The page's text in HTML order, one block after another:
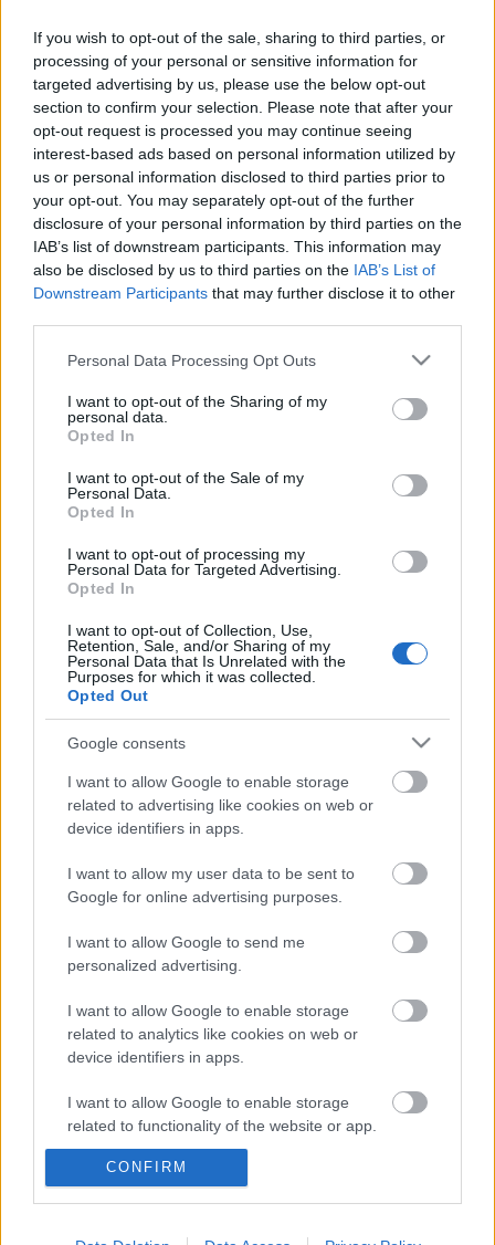
If you wish to opt-out of the sale, sharing to third parties, or
processing of your personal or sensitive information for
targeted advertising by us, please use the below opt-out
section to confirm your selection. Please note that after your
opt-out request is processed you may continue seeing
interest-based ads based on personal information utilized by
us or personal information disclosed to third parties prior to
your opt-out. You may separately opt-out of the further
disclosure of your personal information by third parties on the
IAB’s list of downstream participants. This information may
also be disclosed by us to third parties on the IAB’s List of
Downstream Participants that may further disclose it to other
Please note that this website/app uses one or more Google
not limited to your visit or usage behaviour. You may click to
grant or deny consent to Google and its third-party tags to
use your data for below specified purposes in below Google
consent section.
Personal Data Processing Opt Outs
I want to opt-out of the Sharing of my
personal data.
Opted In
I want to opt-out of the Sale of my
Personal Data.
Opted In
I want to opt-out of processing my
Personal Data for Targeted Advertising.
Opted In
I want to opt-out of Collection, Use,
Retention, Sale, and/or Sharing of my
Personal Data that Is Unrelated with the
Purposes for which it was collected.
Opted Out
Google consents
I want to allow Google to enable storage
related to advertising like cookies on web or
device identifiers in apps.
I want to allow my user data to be sent to
Google for online advertising purposes.
I want to allow Google to send me
personalized advertising.
I want to allow Google to enable storage
related to analytics like cookies on web or
device identifiers in apps.
I want to allow Google to enable storage
related to functionality of the website or app.
I want to allow Google to enable storage
I want to allow Google to enable storage
CONFIRM
Halloween bike share
halar•2014. november 02.
Rémisztő halloween-i lények MOL Bubin rabolják el
a gyanútlan pesti lányokat. Remélem nem leszek
életem végéig átkozott, amiért rajtakaptam! Ha
tetszett a poszt, nyomj egy lájkot és kövesd a blogot
a facebookon!
Óriáskapucni
halar•2013. november 29.
Kreatív védelmi technikák a hideg ellen. FRISSÍTÉS:
Közben megkaptuk az infót, hogy azért volt ismerős
a képen szereplő lány, mert ő a volt Megasztáros
tetszett a poszt, nyomj egy lájkot és kövesd a blogot
a facebookon!
Magassarkú csizma és szoknya -
cycle chic a havas utakon
2012. december 07.
Havas és jeges bringautak fogadták a budapestieket
tegnap este, de nem fogott ki rajtunk az időjárás.
Még a kiskörúti számláló is a nyári forgalom felét
mérte csütörtökön. Ez az igazi KEEP CALM AND RIDE
IN THE WINTER.
2012. november 30.
A mai időt és a jóslásokat elnézve az ősz kilovagolt a
messzi panorámába. Hello december!
Bringa húzta gördeszka
Mennyire laza már így hazavontatni magad egy
buliból
Őszi panoráma